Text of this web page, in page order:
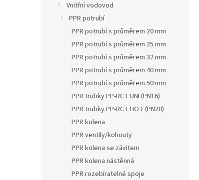
Vnitřní vodovod
PPR potrubí
PPR potrubí s průměrem 20 mm
PPR potrubí s průměrem 25 mm
PPR potrubí s průměrem 32 mm
PPR potrubí s průměrem 40 mm
PPR potrubí s průměrem 50 mm
PPR trubky PP-RCT UNI (PN16)
PPR trubky PP-RCT HOT (PN20)
PPR kolena
PPR ventily/kohouty
PPR kolena se závitem
PPR kolena nástěnná
PPR rozebíratelné spoje